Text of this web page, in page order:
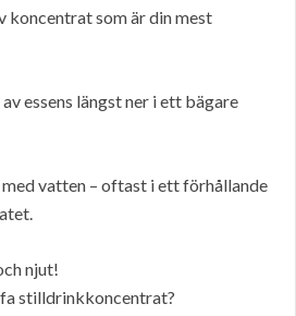
koncentrat som är din mest
essens längst ner i ett bägare
vatten – oftast i ett förhållande
njut!
stilldrinkkoncentrat?